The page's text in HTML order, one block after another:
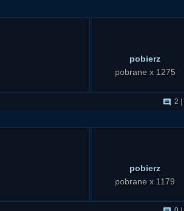
pobierz
pobrane x 1275
2
pobierz
pobrane x 1179